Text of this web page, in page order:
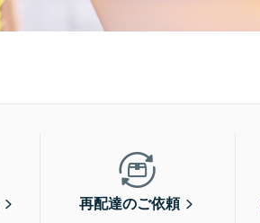
再配達のご依頼